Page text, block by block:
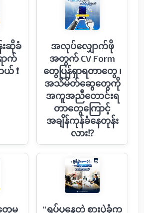
းဆိုခံ
ာက်
❗
အလုပ်လျှောက်ဖို
အတွက် CV Form
တွေပြန်ရှာရတာတွေ ၊
အသိမိတ်ဆွေတွေကို
အကူအညီတောင်းရ
တာတွေကြောင့်
အချိန်ကုန်ခံနေတုန်း
လား⁉️
ေမ
"ရှုပ်ပွနေတဲ့ စားပွဲခုံက